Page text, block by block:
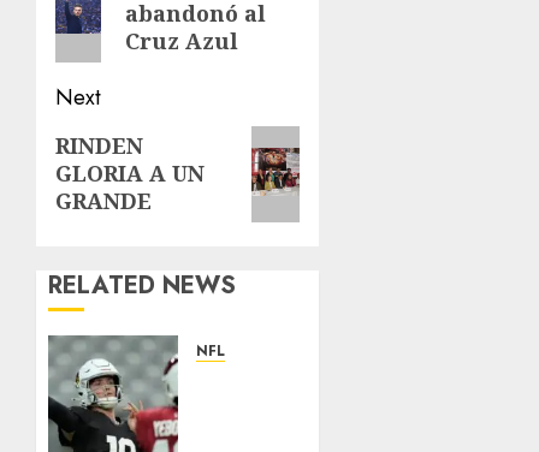
post:
abandonó al
Cruz Azul
Next
Next
post:
RINDEN
GLORIA A UN
GRANDE
RELATED NEWS
NFL